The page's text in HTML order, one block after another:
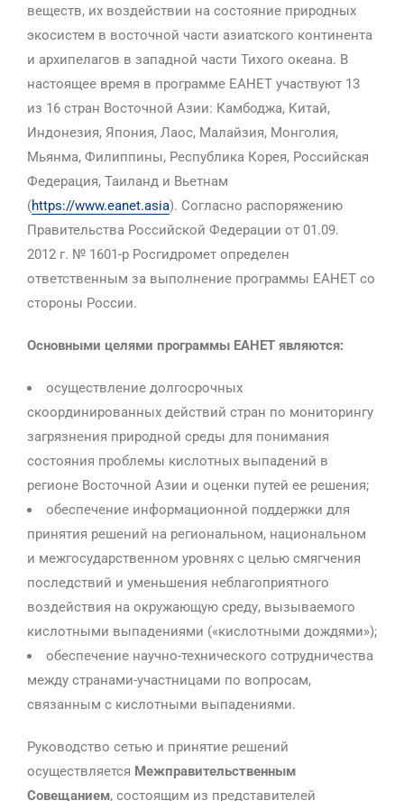
веществ, их воздействии на состояние природных
экосистем в восточной части азиатского континента
и архипелагов в западной части Тихого океана. В
настоящее время в программе EАНЕТ участвуют 13
из 16 стран Восточной Азии: Камбоджа, Китай,
Индонезия, Япония, Лаос, Малайзия, Монголия,
Мьянма, Филиппины, Республика Корея, Российская
Федерация, Таиланд и Вьетнам
(https://www.eanet.asia). Согласно распоряжению
Правительства Российской Федерации от 01.09.
2012 г. № 1601-р Росгидромет определен
ответственным за выполнение программы ЕАНЕТ со
стороны России.
Основными целями программы ЕАНЕТ являются:
осуществление долгосрочных
скоординированных действий стран по мониторингу
загрязнения природной среды для понимания
состояния проблемы кислотных выпадений в
регионе Восточной Азии и оценки путей ее решения;
обеспечение информационной поддержки для
принятия решений на региональном, национальном
и межгосударственном уровнях с целью смягчения
последствий и уменьшения неблагоприятного
воздействия на окружающую среду, вызываемого
кислотными выпадениями («кислотными дождями»);
обеспечение научно-технического сотрудничества
между странами-участницами по вопросам,
связанным с кислотными выпадениями.
Руководство сетью и принятие решений
осуществляется Межправительственным
Совещанием, состоящим из представителей